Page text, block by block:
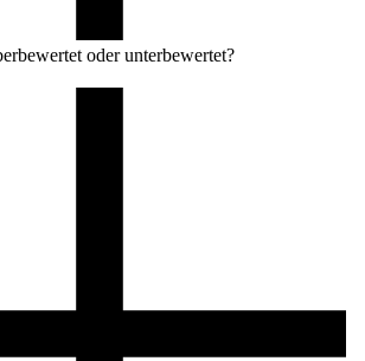
oder unterbewertet?